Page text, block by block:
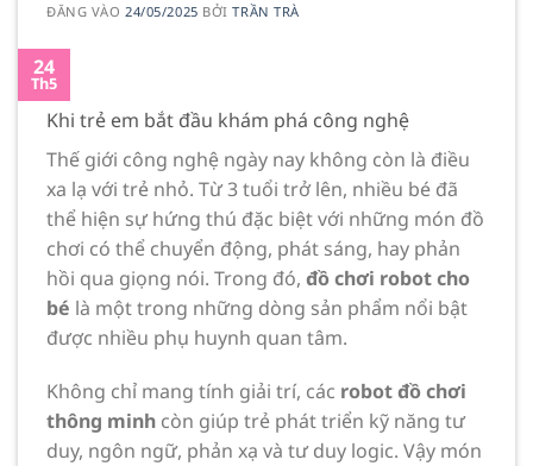
ĐĂNG VÀO 24/05/2025 BỞITRẦN TRÀ
24
Th5
Khi trẻ em bắt đầu khám phá công nghệ
Thế giới công nghệ ngày nay không còn là điều
xa lạ với trẻ nhỏ. Từ 3 tuổi trở lên, nhiều bé đã
thể hiện sự hứng thú đặc biệt với những món đồ
chơi có thể chuyển động, phát sáng, hay phản
hồi qua giọng nói. Trong đó, đồ chơi robot cho
bé là một trong những dòng sản phẩm nổi bật
được nhiều phụ huynh quan tâm.
Không chỉ mang tính giải trí, các robot đồ chơi
thông minh còn giúp trẻ phát triển kỹ năng tư
duy, ngôn ngữ, phản xạ và tư duy logic. Vậy món